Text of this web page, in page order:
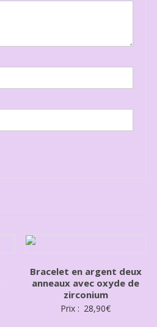
Bracelet en argent deux
anneaux avec oxyde de
zirconium
Prix : 28,90€